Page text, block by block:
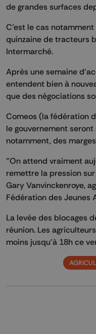
de grandes surfaces
C'est le cas
quinzaine de tracteurs
Intermarché.
Après une semaine
entendent bien à
que des négociations
Comeos (la fédération
le gouvernement
notamment, des
"On attend vraiment
remettre la pression
Gary Vanvinckenroye,
Fédération des Jeunes
La levée des blocages
réunion. Les
moins jusqu'à 18h ce